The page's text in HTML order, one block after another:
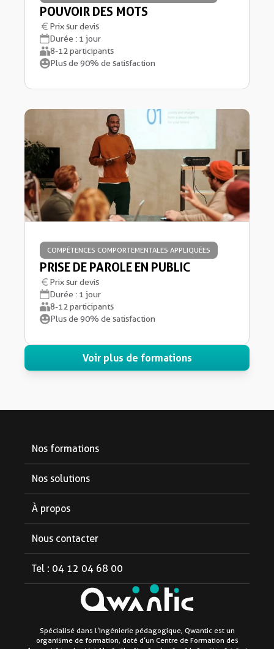
POUVOIR DES MOTS
Prix sur devis
Durée : 1 jour
8-12 participants
Plus de 90% de satisfaction
COMPÉTENCES COMPORTEMENTALES APPLIQUÉES
PRISE DE PAROLE EN PUBLIC
Prix sur devis
Durée : 1 jour
8-12 participants
Plus de 90% de satisfaction
Voir plus de formations
Nos formations
Formations courtes
Nos solutions
Pour les partenaires
À propos
Nous contacter
Tel : 04 12 04 68 00
Spécialisé dans l’ingénierie pédagogique, Qwantic est un
organisme de formation, doté d’un Centre de Formation des